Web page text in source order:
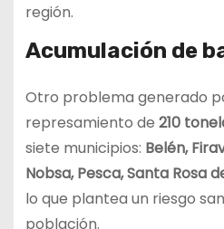
región.
Acumulación de
Otro problema generado
represamiento de 210
siete municipios: Belén,
Nobsa, Pesca, Santa Rosa
lo que plantea un riesgo
población.